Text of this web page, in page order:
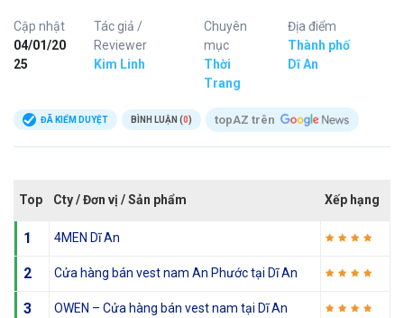
Cập nhật
04/01/20
25
Tác giả /
Reviewer
Kim Linh
Chuyên
mục
Thời
Trang
Địa điểm
Thành phố
Dĩ An
ĐÃ KIỂM DUYỆT BÌNH LUẬN (0) topAZ trên
Top Cty / Đơn vị / Sản phẩm Xếp hạng
1 4MEN Dĩ An
2 Cửa hàng bán vest nam An Phước tại Dĩ An
3 OWEN – Cửa hàng bán vest nam tại Dĩ An